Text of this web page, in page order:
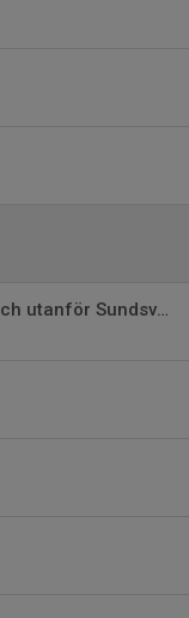
Swedish League i Söderhamn och utanför Sundsvall